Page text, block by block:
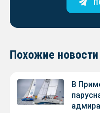
Похожие новости
В